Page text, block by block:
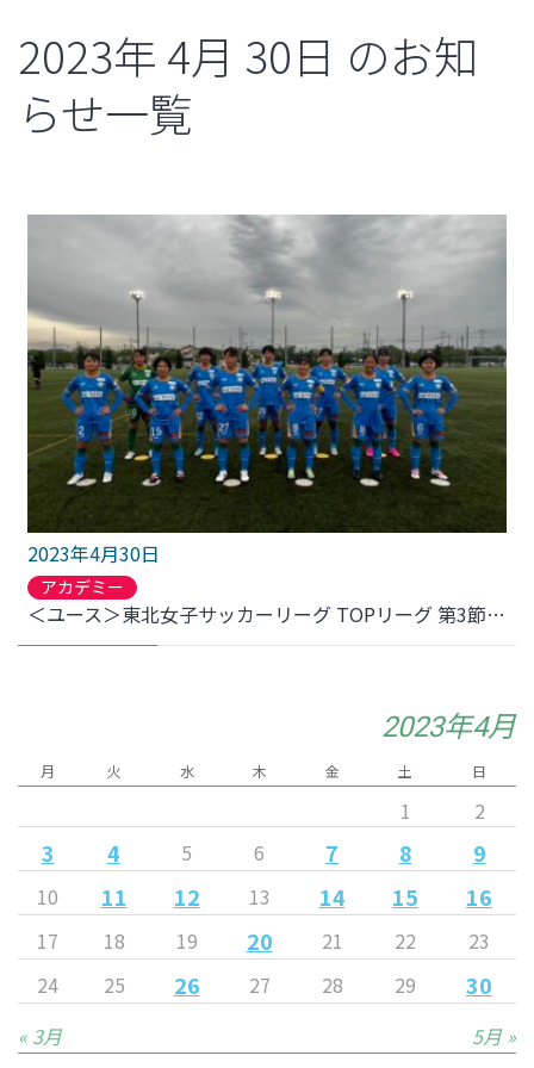
2023年 4月 30日 のお知
らせ一覧
2023年4月30日
アカデミー
＜ユース＞東北女子サッカーリーグ TOPリーグ 第3節 仙台大学戦 結果のお知らせ
2023年4月
月 火 水 木 金 土 日
1 2
3 4 5 6 7 8 9
10 11 12 13 14 15 16
17 18 19 20 21 22
23
24
25 26 27 28 29 30
« 3月 5月 »